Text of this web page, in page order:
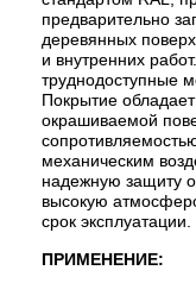
предварительно
деревянных
и внутренних
труднодоступные
Покрытие
окрашиваемой
механическим
надежную защиту
высокую
срок эксплуатации.
ПРИМЕНЕНИЕ: